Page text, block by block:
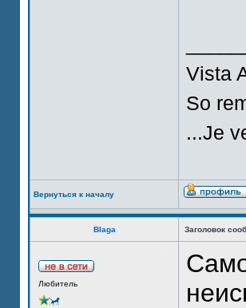
Vista
So
...Je
Вернуться к началу
Blaga Заголовок
Любитель